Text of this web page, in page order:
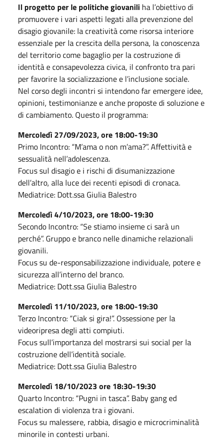
Il progetto per le politiche giovanili ha l’obiettivo di
promuovere i vari aspetti legati alla prevenzione del
disagio giovanile: la creatività come risorsa interiore
essenziale per la crescita della persona, la conoscenza
del territorio come bagaglio per la costruzione di
identità e consapevolezza civica, il confronto tra pari
per favorire la socializzazione e l’inclusione sociale.
Nel corso degli incontri si intendono far emergere idee,
opinioni, testimonianze e anche proposte di soluzione e
di cambiamento. Questo il programma:
Mercoledì 27/09/2023, ore 18:00-19:30
Primo Incontro: “M’ama o non m’ama?”. Affettività e
sessualità nell’adolescenza.
Focus sul disagio e i rischi di disumanizzazione
dell’altro, alla luce dei recenti episodi di cronaca.
Mediatrice: Dott.ssa Giulia Balestro
Mercoledì 4/10/2023, ore 18:00-19:30
Secondo Incontro: “Se stiamo insieme ci sarà un
perché”. Gruppo e branco nelle dinamiche relazionali
giovanili.
Focus su de-responsabilizzazione individuale, potere e
sicurezza all’interno del branco.
Mediatrice: Dott.ssa Giulia Balestro
Mercoledì 11/10/2023, ore 18:00-19:30
Terzo Incontro: “Ciak si gira!”. Ossessione per la
videoripresa degli atti compiuti.
Focus sull’importanza del mostrarsi sui social per la
costruzione dell’identità sociale.
Mediatrice: Dott.ssa Giulia Balestro
Mercoledì 18/10/2023 ore 18:30-19:30
Quarto Incontro: “Pugni in tasca”. Baby gang ed
escalation di violenza tra i giovani.
Focus su malessere, rabbia, disagio e microcriminalità
minorile in contesti urbani.